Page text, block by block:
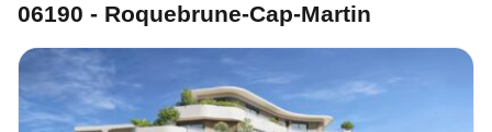
06190 - Roquebrune-Cap-Martin